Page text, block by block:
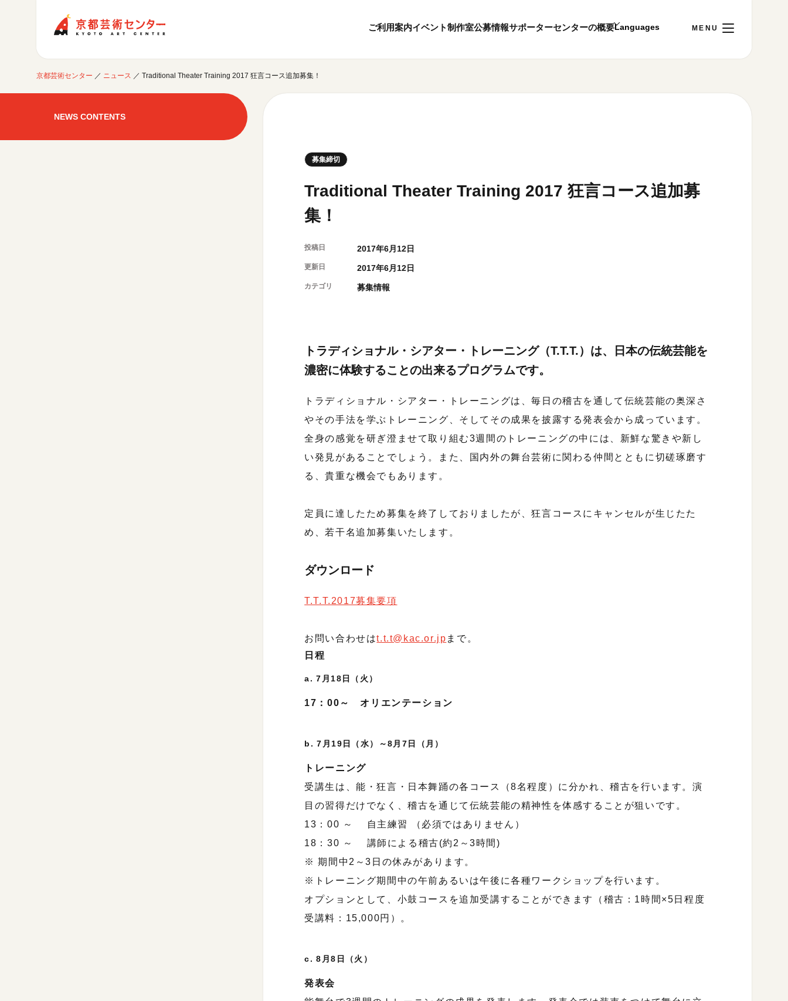
ご利用案内イベント制作室公募情報サポーターセンターの概要
開催中のイベント
ボランティア・サポーター
京都芸術センターの歩み
概要・理念・運営体制
連携事業のご案内
ご利用案内
お問い合わせ
閲覧支援
京都芸術センター ／ ニュース ／ Traditional Theater Training 2017 狂言コース追加募集！
募集締切
Traditional Theater Training 2017 狂言コース追加募
集！
投稿日 2017年6月12日
更新日 2017年6月12日
カテゴリ 募集情報
NEWS CONTENTS
トラディショナル・シアター・トレーニング（T.T.T.）は、日本の伝統芸能を
濃密に体験することの出来るプログラムです。
トラディショナル・シアター・トレーニングは、毎日の稽古を通して伝統芸能の奥深さ
やその手法を学ぶトレーニング、そしてその成果を披露する発表会から成っています。
全身の感覚を研ぎ澄ませて取り組む3週間のトレーニングの中には、新鮮な驚きや新し
い発見があることでしょう。また、国内外の舞台芸術に関わる仲間とともに切磋琢磨す
る、貴重な機会でもあります。
定員に達したため募集を終了しておりましたが、狂言コースにキャンセルが生じたた
め、若干名追加募集いたします。
ダウンロード
T.T.T.2017募集要項
お問い合わせはt.t.t@kac.or.jp まで。
日程
a. 7月18日（火）
17：00～ オリエンテーション
b. 7月19日（水）～8月7日（月）
トレーニング
受講生は、能・狂言・日本舞踊の各コース（8名程度）に分かれ、稽古を行います。演
目の習得だけでなく、稽古を通じて伝統芸能の精神性を体感することが狙いです。
13：00 ～ 自主練習 （必須ではありません）
18：30 ～ 講師による稽古(約2～3時間)
※ 期間中2～3日の休みがあります。
※トレーニング期間中の午前あるいは午後に各種ワークショップを行います。
オプションとして、小鼓コースを追加受講することができます（稽古：1時間×5日程度
受講料：15,000円）。
c. 8月8日（火）
発表会